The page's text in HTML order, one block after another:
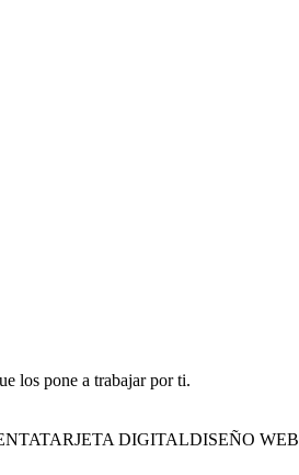
los pone a trabajar por ti.
TARJETA DIGITALDISEÑO WEB